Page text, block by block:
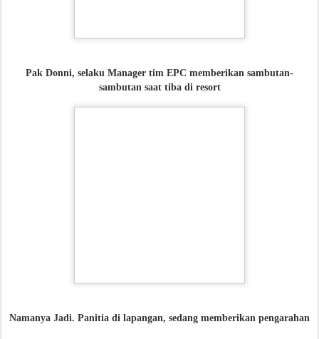
Pak Donni, selaku Manager tim EPC memberikan sambutan-
sambutan saat tiba di resort
Namanya Jadi. Panitia di lapangan, sedang memberikan pengarahan